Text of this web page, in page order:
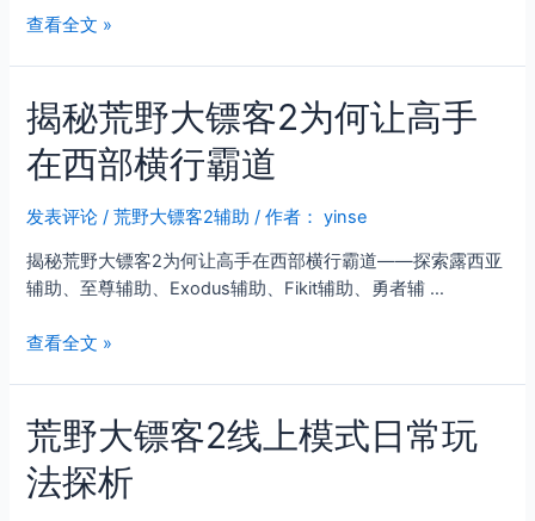
界
客
荒
镖
客
2
线
上
式：
五
职
业
育
指
南
查看全文 »
揭秘荒野大镖客2为何让高手
在西部横行霸道
发表评论 /荒野大镖客2辅助 / 作者： yinse
揭秘荒野大镖客2为何让高手在西部横行霸道——探索露西亚
辅助、至尊辅助、Exodus辅助、Fikit辅助、勇者辅 …
揭
野
大
镖
客
查看全文 »
荒野大镖客2线上模式日常玩
法探析